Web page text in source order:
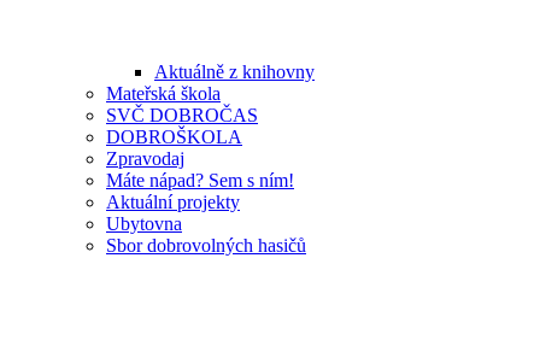
Aktuálně z knihovny
Mateřská škola
SVČ DOBROČAS
DOBROŠKOLA
Zpravodaj
Máte nápad? Sem s ním!
Aktuální projekty
Ubytovna
Sbor dobrovolných hasičů